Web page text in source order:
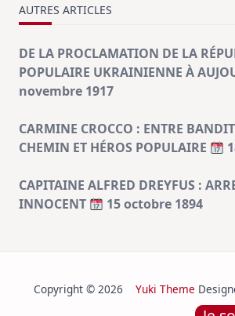
AUTRES ARTICLES
DE LA PROCLAMATION DE LA
POPULAIRE UKRAINIENNE À
novembre 1917
CARMINE CROCCO : ENTRE
CHEMIN ET HÉROS POPULAIRE
CAPITAINE ALFRED DREYFUS :
INNOCENT
15 octobre 1894
Copyright © 2026 Yuki Theme